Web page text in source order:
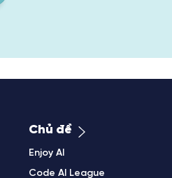
Chủ đề
Enjoy AI
Code AI League